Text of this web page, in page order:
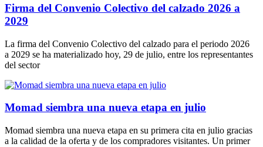
Firma del Convenio Colectivo del calzado 2026 a
2029
La firma del Convenio Colectivo del calzado para el periodo 2026
a 2029 se ha materializado hoy, 29 de julio, entre los representantes
del sector
Momad siembra una nueva etapa en julio
Momad siembra una nueva etapa en su primera cita en julio gracias
a la calidad de la oferta y de los compradores visitantes. Un primer